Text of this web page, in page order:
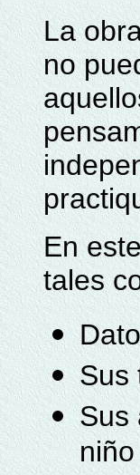
La
no
En
tales
Sus
Sus
niño